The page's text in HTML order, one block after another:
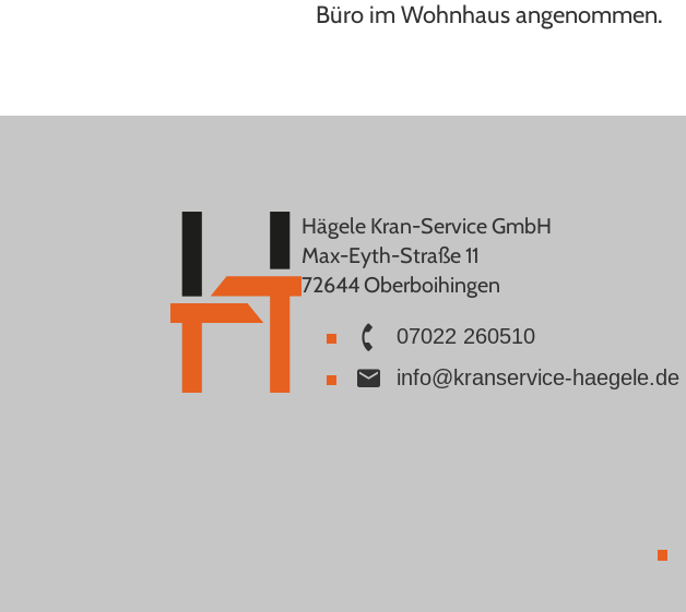
Büro im Wohnhaus angenommen.
Hägele Kran-Service GmbH
Max-Eyth-Straße 11
72644 Oberboihingen
07022 260510
info@kranservice-haegele.de